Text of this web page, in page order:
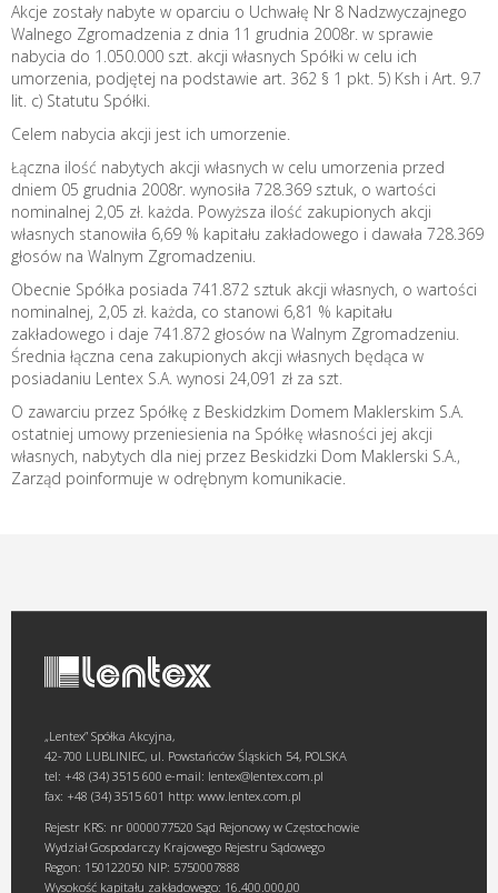
Akcje zostały nabyte w oparciu o Uchwałę Nr 8 Nadzwyczajnego
Walnego Zgromadzenia z dnia 11 grudnia 2008r. w sprawie
nabycia do 1.050.000 szt. akcji własnych Spółki w celu ich
umorzenia, podjętej na podstawie art. 362 § 1 pkt. 5) Ksh i Art. 9.7
lit. c) Statutu Spółki.
Celem nabycia akcji jest ich umorzenie.
Łączna ilość nabytych akcji własnych w celu umorzenia przed
dniem 05 grudnia 2008r. wynosiła 728.369 sztuk, o wartości
nominalnej 2,05 zł. każda. Powyższa ilość zakupionych akcji
własnych stanowiła 6,69 % kapitału zakładowego i dawała 728.369
głosów na Walnym Zgromadzeniu.
Obecnie Spółka posiada 741.872 sztuk akcji własnych, o wartości
nominalnej, 2,05 zł. każda, co stanowi 6,81 % kapitału
zakładowego i daje 741.872 głosów na Walnym Zgromadzeniu.
Średnia łączna cena zakupionych akcji własnych będąca w
posiadaniu Lentex S.A. wynosi 24,091 zł za szt.
O zawarciu przez Spółkę z Beskidzkim Domem Maklerskim S.A.
ostatniej umowy przeniesienia na Spółkę własności jej akcji
własnych, nabytych dla niej przez Beskidzki Dom Maklerski S.A.,
Zarząd poinformuje w odrębnym komunikacie.
„Lentex” Spółka Akcyjna,
42-700 LUBLINIEC, ul. Powstańców Śląskich 54, POLSKA
tel: +48 (34) 3515 600 e-mail: lentex@lentex.com.pl
fax: +48 (34) 3515 601 http: www.lentex.com.pl
Rejestr KRS: nr 0000077520 Sąd Rejonowy w Częstochowie
Wydział Gospodarczy Krajowego Rejestru Sądowego
Regon: 150122050 NIP: 5750007888
Wysokość kapitału zakładowego: 16.400.000,00